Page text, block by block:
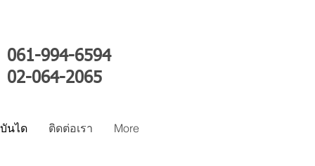
061-994-6594
02-064-2065
นได ติดต่อเรา More